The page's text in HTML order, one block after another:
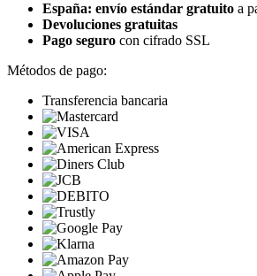
España: envío estándar gratuito a
Devoluciones gratuitas
Pago seguro con cifrado SSL
Métodos de pago:
Transferencia bancaria